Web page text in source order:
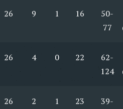
26 9 1 16
50-
77
26 4 0 22
62-
124
26 2 1 23
39-